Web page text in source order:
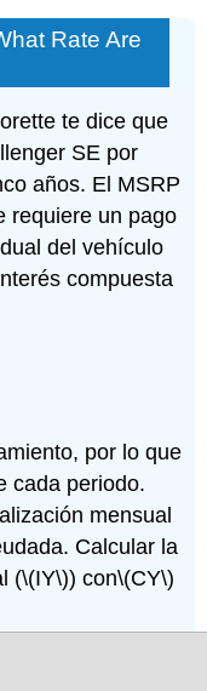
Rate Are
te dice que
SE por
años. El MSRP
requiere un pago
del vehículo
compuesta
por lo que
cada periodo.
mensual
Calcular la
(\(IY\)) con\(CY\)